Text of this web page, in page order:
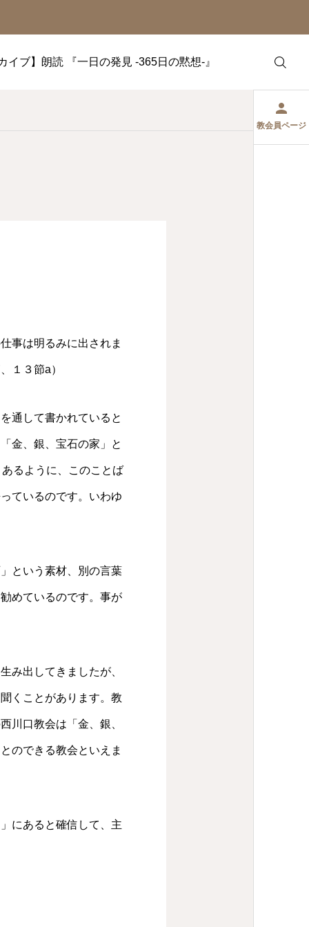
イブ】朗読 『一日の発見 -365日の黙想-』
教会員ページ
事は明るみに出されま
１３節a）
通して書かれていると
金、銀、宝石の家」と
るように、このことば
ているのです。いわゆ
という素材、別の言葉
めているのです。事が
み出してきましたが、
くことがあります。教
川口教会は「金、銀、
のできる教会といえま
にあると確信して、主